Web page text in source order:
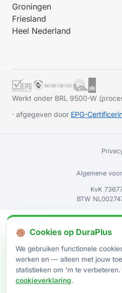
Groningen
Friesland
Heel Nederland
Werkt onder BRL 9500-W
· afgegeven door EPG-
Cookies op DuraPlus
We gebruiken functionele
werken en — alleen met jouw
statistieken om 'm te
cookieverklaring.
Algemene
KvK
BTW